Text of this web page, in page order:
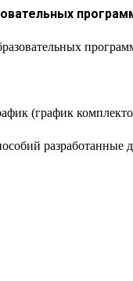
(график
разработанные